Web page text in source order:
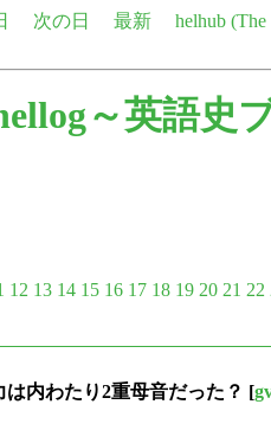
次の日 最新
helhub
～英語史
12 13 14 15 16 17 18 19 20 21 22
は内わたり2重母音だった？ [